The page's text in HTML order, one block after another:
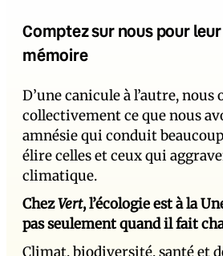
Comptez sur nous pour
mémoire
D’une canicule à l’autre, nous
collectivement ce que nous
amnésie qui conduit
élire celles et ceux qui
climatique.
ChezVert, l’écologie est à la
pas seulement quand il fait
Climat, biodiversité, santé et